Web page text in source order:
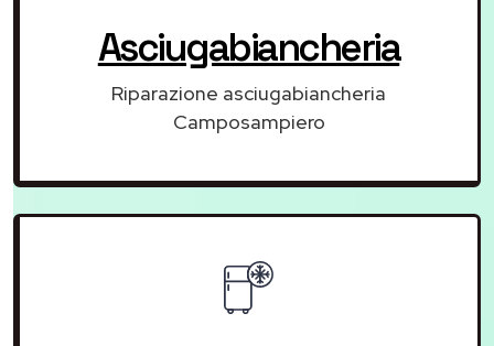
Asciugabiancheria
Riparazione asciugabiancheria
Camposampiero